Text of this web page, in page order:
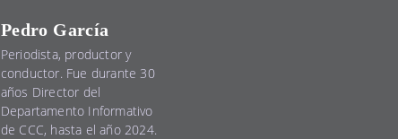
Pedro García
Periodista, productor y
conductor. Fue durante 30
años Director del
Departamento Informativo
de CCC, hasta el año 2024.